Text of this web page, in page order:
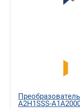
A2H1SSS-